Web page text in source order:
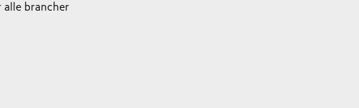
alle brancher